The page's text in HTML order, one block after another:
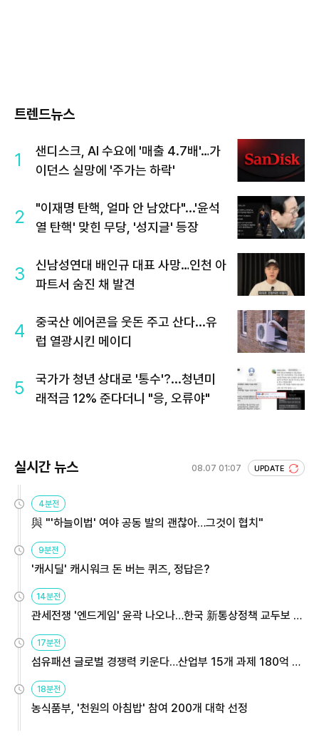
트렌드뉴스
1
샌디스크, AI 수요에 '매출 4.7배'…가
이던스 실망에 '주가는 하락'
2
"이재명 탄핵, 얼마 안 남았다"...'윤석
열 탄핵' 맞힌 무당, '성지글' 등장
3
신남성연대 배인규 대표 사망…인천 아
파트서 숨진 채 발견
4
중국산 에어콘을 웃돈 주고 산다...유
럽 열광시킨 메이디
5
국가가 청년 상대로 '통수'?...청년미
래적금 12% 준다더니 "응, 오류야"
실시간 뉴스 08.07 01:07 UPDATE
4분전
與 "'하늘이법' 여야 공동 발의 괜찮아…그것이 협치"
9분전
'캐시딜' 캐시워크 돈 버는 퀴즈, 정답은?
14분전
관세전쟁 '엔드게임' 윤곽 나오나…한국 新통상정책 교두보 활
17분전
섬유패션 글로벌 경쟁력 키운다…산업부 15개 과제 180억 지
18분전
농식품부, '천원의 아침밥' 참여 200개 대학 선정